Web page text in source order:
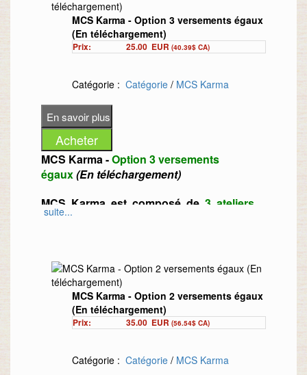
MCS Karma - Option 3 versements égaux
(En téléchargement)
Prix: 25.00 EUR (40.39$ CA)
Catégorie : Catégorie / MCS Karma
MCS Karma -Option 3 versements
égaux(En téléchargement)
MCS Karma est composé de 3 ateliers
d'une durée totale de
Objectif :
travail sur les Mémoires
Cellulaires de Structure liées au Karma +
sur les 12 lois du Karma afin de les
comprendre, les intégrer et les appliquer au
quotidien.
que nous semons. »
suite...
MCS Karma - Option 2 versements égaux
(En téléchargement)
Prix: 35.00 EUR (56.54$ CA)
Catégorie : Catégorie / MCS Karma